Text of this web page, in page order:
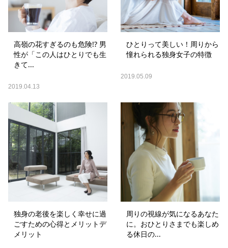
高嶺の花すぎるのも危険!? 男
性が「この人はひとりでも生
きて...
2019.04.13
ひとりって美しい！周りから
憧れられる独身女子の特徴
2019.05.09
独身の老後を楽しく幸せに過
ごすための心得とメリットデ
メリット
周りの視線が気になるあなた
に。おひとりさまでも楽しめ
る休日の...